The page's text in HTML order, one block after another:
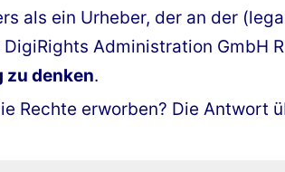
als ein Urheber, der an der
Administration GmbH
denken.
Rechte erworben? Die Antwort